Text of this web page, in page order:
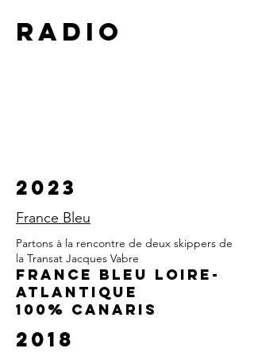
Radio
2023
France Bleu
Partons à la rencontre de deux skippers de
la Transat Jacques Vabre
FRANCE BLEU LOIRE-
ATLANTIQUE
100% CANARIS
2018